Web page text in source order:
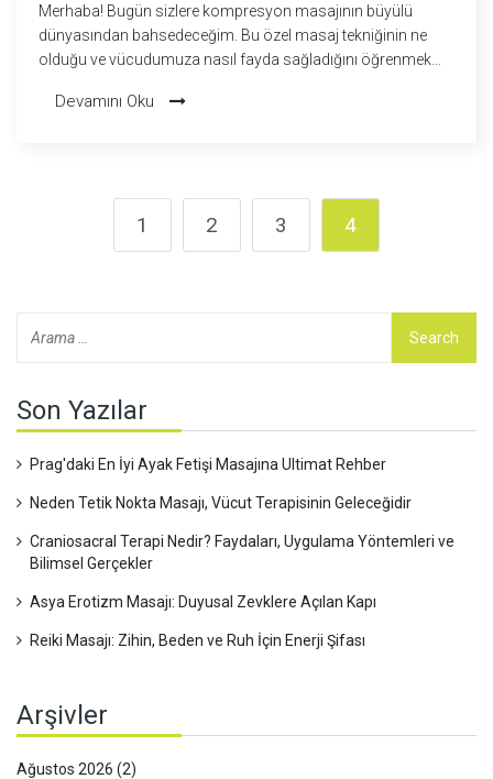
Merhaba! Bugün sizlere kompresyon masajının büyülü
dünyasından bahsedeceğim. Bu özel masaj tekniğinin ne
olduğu ve vücudumuza nasıl fayda sağladığını öğrenmek
sunmakla kalmaz, aynı zamanda vücutta birçok sağlık
Devamını Oku
1 2 3 4
Son Yazılar
Prag'daki En İyi Ayak Fetişi Masajına Ultimat Rehber
Neden Tetik Nokta Masajı, Vücut Terapisinin Geleceğidir
Craniosacral Terapi Nedir? Faydaları, Uygulama Yöntemleri ve
Bilimsel Gerçekler
Asya Erotizm Masajı: Duyusal Zevklere Açılan Kapı
Reiki Masajı: Zihin, Beden ve Ruh İçin Enerji Şifası
Arşivler
Ağustos 2026 (2)